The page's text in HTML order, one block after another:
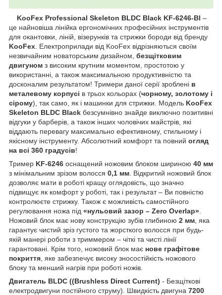
KooFex Professional Skeleton BLDC Black KF-6246-Bl –
це найновіша лінійка ергономічних професійних інструментів
для окантовки, ліній, візерунків та стрижки бороди від бренду
KooFex . Електроприлади від KooFex відрізняються своїм
незвичайним новаторським дизайном, безщітковим
двигуном з високим крутним моментом, простотою у
використанні, а також максимальною продуктивністю та
досконалим результатом! Тримери даної серії зроблені в
металевому корпусі в трьох кольорах (чорному, золотому і
сірому), так само, як і машинки для стрижки. Модель KooFex
Skeleton BLDC Black безсумнівно знайде виключно позитивні
відгуки у барберів, а також інших чоловічих майстрів, які
віддають перевагу максимально ефективному, стильному і
якісному інструменту. Абсолютний комфорт та повний огляд
на всі 360 градусів!
Тример KF-6246 оснащений ножовим блоком шириною 40 мм
з мінімальним зрізом волосся 0,1 мм . Відкритий ножовий блок
дозволяє мати в роботі кращу оглядовість, що значно
підвищує як комфорт у роботі, так і результат – Ви повністю
контролюєте стрижку. Також є можливість самостійного
регулювання ножа під «нульовий зазор – Zero Overlap»
Ножовий блок має нову конструкцію зубів глибиною 2 мм , яка
гарантує чистий зріз густого та жорсткого волосся при будь-
якій манері роботи з триммером – чіткі та чисті лінії
гарантовані. Крім того, ножовий блок має нове графітове
покриття , яке забезпечує високу зносостійкість ножового
блоку та менший нагрів при роботі ножів.
Двигатель BLDC ((Brushless Direct Current) - Безщіткові
електродвигуни постійного струму). Швидкість двигуна 7200